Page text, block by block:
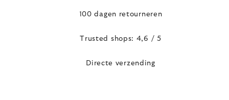
100 dagen retourneren
Trusted shops: 4,6 / 5
Directe verzending